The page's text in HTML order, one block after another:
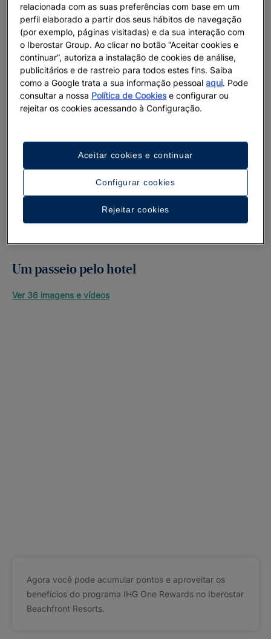
Um passeio pelo hotel
Ver 36 imagens e vídeos
Agora você pode acumular pontos e aproveitar os
benefícios do programa IHG One Rewards no Iberostar
Beachfront Resorts.
relacionada com as suas preferências com base em um
perfil elaborado a partir dos seus hábitos de navegação
(por exemplo, páginas visitadas) e da sua interação com
o Iberostar Group. Ao clicar no botão “Aceitar cookies e
continuar”, autoriza a instalação de cookies de análise,
publicitários e de rastreio para todos estes fins. Saiba
como a Google trata a sua informação pessoalaqui. Pode
consultar a nossa Política de Cookiese configurar ou
rejeitar os cookies acessando à Configuração.
Configurar cookies
Rejeitar cookies
Aceitar cookies e continuar